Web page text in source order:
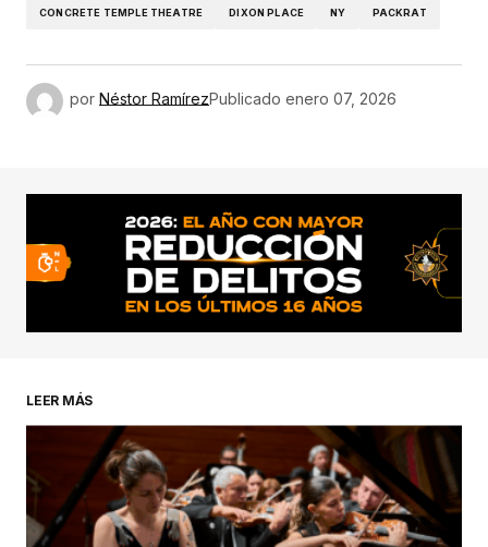
CONCRETE TEMPLE THEATRE DIXON PLACE NY PACKRAT
por Néstor RamírezPublicado enero 07, 2026
LEER MÁS